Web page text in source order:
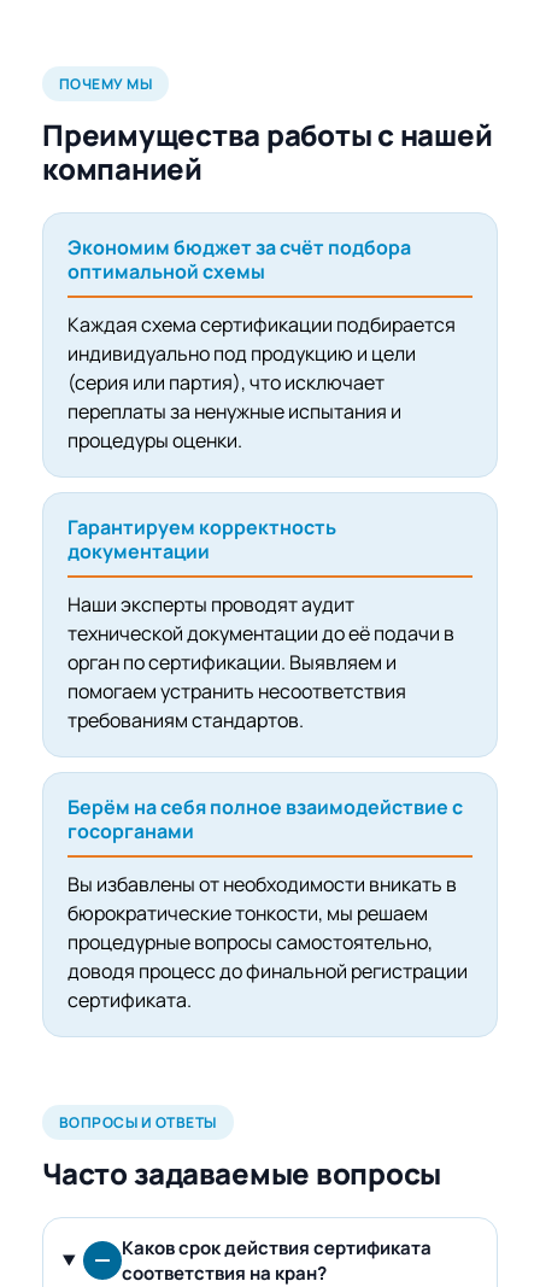
ПОЧЕМУ МЫ
Преимущества работы с нашей
компанией
Экономим бюджет за счёт подбора
оптимальной схемы
Каждая схема сертификации подбирается
индивидуально под продукцию и цели
(серия или партия), что исключает
переплаты за ненужные испытания и
процедуры оценки.
Гарантируем корректность
документации
Наши эксперты проводят аудит
технической документации до её подачи в
орган по сертификации. Выявляем и
помогаем устранить несоответствия
требованиям стандартов.
Берём на себя полное взаимодействие с
госорганами
Вы избавлены от необходимости вникать в
бюрократические тонкости, мы решаем
процедурные вопросы самостоятельно,
доводя процесс до финальной регистрации
сертификата.
ВОПРОСЫ И ОТВЕТЫ
Часто задаваемые вопросы
Каков срок действия сертификата
соответствия на кран?